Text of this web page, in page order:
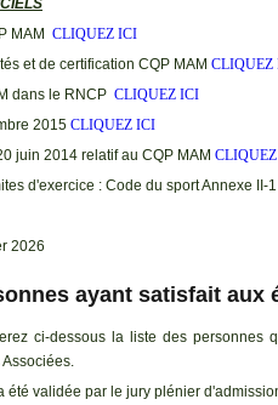
MAM CLIQUEZ ICI
et de certification CQP MAM CLIQUEZ
dans le RNCP CLIQUEZ ICI
2015 CLIQUEZ ICI
juin 2014 relatif au CQP MAM
d'exercice : Code du sport Annexe II-1
2026
ayant satisfait aux
ci-dessous la liste des personnes
a été validée par le jury